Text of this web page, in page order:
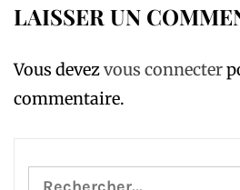
LAISSER UN
Vous devezvous connecter
commentaire.
Rechercher :